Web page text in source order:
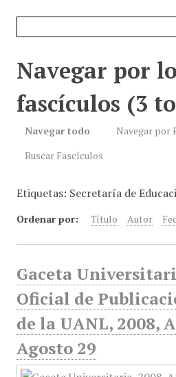
Navegar por
fascículos (3
Navegar todo
Navegar por
Buscar Fascículos
Etiquetas: Secretaría de
Ordenar por: Título Autor
Gaceta
Oficial de
de la UANL, 2008,
Agosto 29